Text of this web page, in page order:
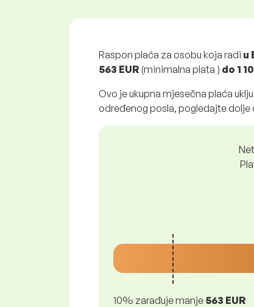
Raspon plaća za osobu koja radi u
563 EUR (minimalna plata ) do 1
Ovo je ukupna mjesečna plaća
određenog posla, pogledajte
10% zarađuje manje 563 EUR